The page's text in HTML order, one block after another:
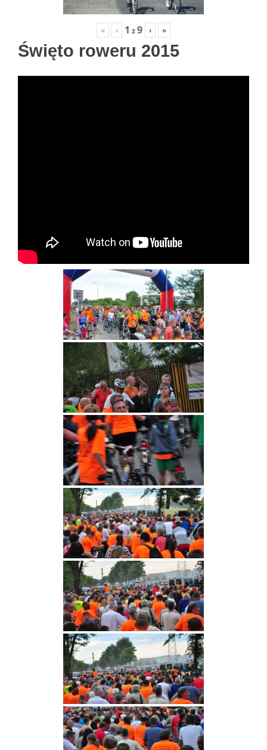
« ‹ 1 z9 › »
Święto roweru 2015